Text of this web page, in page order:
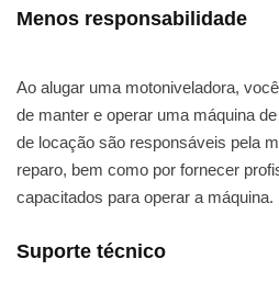
Menos responsabilidade
Ao alugar uma motoniveladora,
de manter e operar uma máquina
de locação são responsáveis pela
reparo, bem como por fornecer
capacitados para operar a máquina.
Suporte técnico